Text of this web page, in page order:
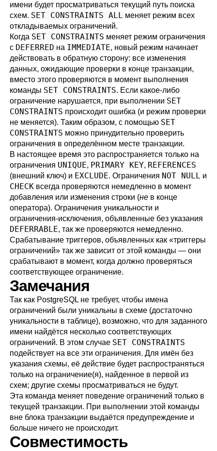
имени будет просматриваться текущий путь поиска
схем. SET CONSTRAINTS ALL меняет режим всех
откладываемых ограничений.
Когда SET CONSTRAINTS меняет режим ограничения
с DEFERRED на IMMEDIATE, новый режим начинает
действовать в обратную сторону: все изменения
данных, ожидающие проверки в конце транзакции,
вместо этого проверяются в момент выполнения
команды SET CONSTRAINTS. Если какое-либо
ограничение нарушается, при выполнении SET
CONSTRAINTS происходит ошибка (и режим проверки
не меняется). Таким образом, с помощью SET
CONSTRAINTS можно принудительно проверить
ограничения в определённом месте транзакции.
В настоящее время это распространяется только на
ограничения UNIQUE, PRIMARY KEY, REFERENCES
(внешний ключ) и EXCLUDE. Ограничения NOT NULL и
CHECK всегда проверяются немедленно в момент
добавления или изменения строки (не в конце
оператора). Ограничения уникальности и
ограничения-исключения, объявленные без указания
DEFERRABLE, так же проверяются немедленно.
Срабатывание триггеров, объявленных как «триггеры
ограничений» так же зависит от этой команды — они
срабатывают в момент, когда должно проверяться
соответствующее ограничение.
Замечания
Так как PostgreSQL не требует, чтобы имена
ограничений были уникальны в схеме (достаточно
уникальности в таблице), возможно, что для заданного
имени найдётся несколько соответствующих
ограничений. В этом случае SET CONSTRAINTS
подействует на все эти ограничения. Для имён без
указания схемы, её действие будет распространяться
только на ограничение(я), найденное в первой из
схем; другие схемы просматриваться не будут.
Эта команда меняет поведение ограничений только в
текущей транзакции. При выполнении этой команды
вне блока транзакции выдаётся предупреждение и
больше ничего не происходит.
Совместимость